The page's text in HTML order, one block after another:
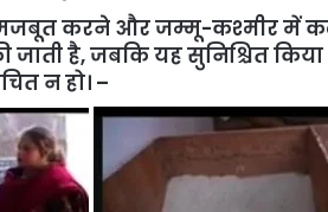
मजबूत करने और जम्मू-कश्मीर में
जाती है, जबकि यह सुनिश्चित किया
न हो। –